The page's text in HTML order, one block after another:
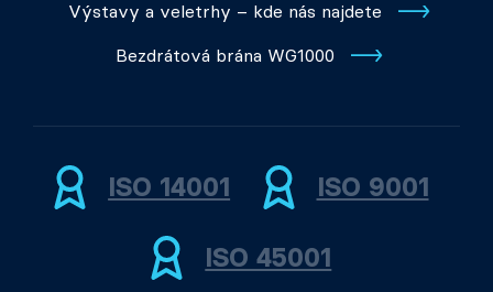
Výstavy a veletrhy – kde nás najdete
Bezdrátová brána WG1000
ISO 14001 ISO 9001
ISO 45001